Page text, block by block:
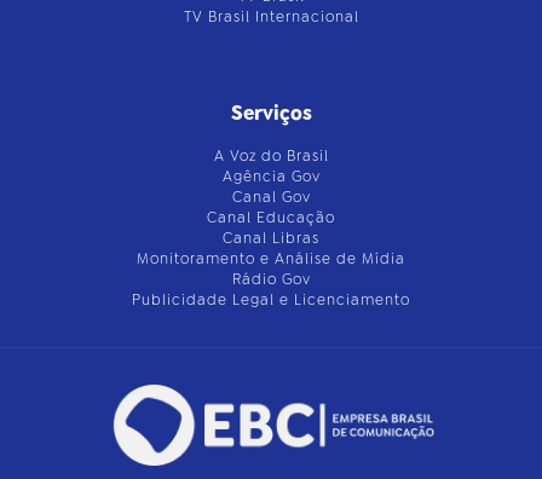
TV Brasil Internacional
Serviços
A Voz do Brasil
Agência Gov
Canal Gov
Canal Educação
Canal Libras
Monitoramento e Análise de Mídia
Rádio Gov
Publicidade Legal e Licenciamento